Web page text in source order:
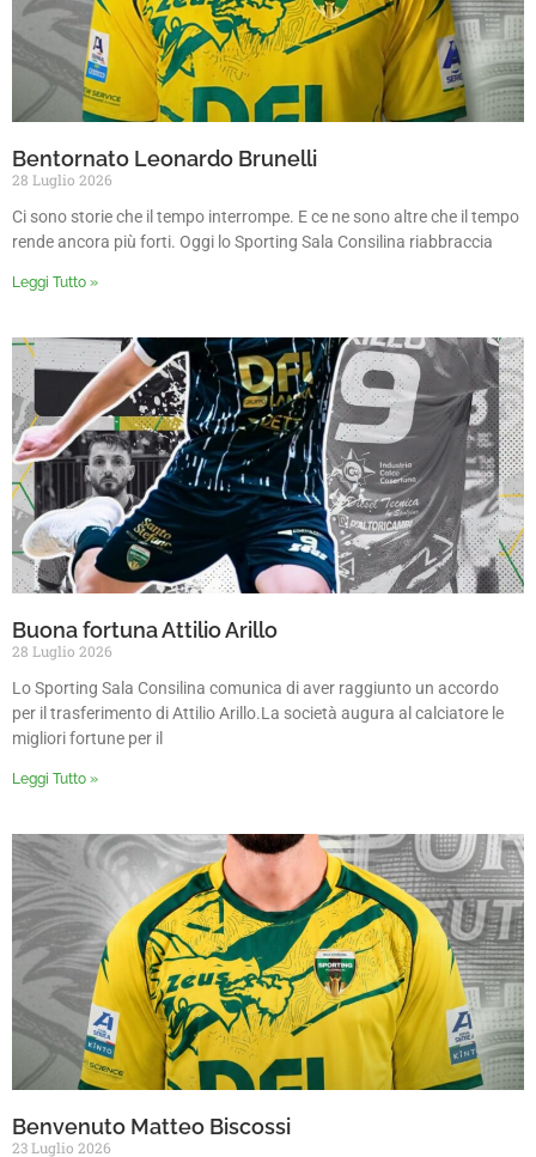
Bentornato Leonardo Brunelli
28 Luglio 2026
Ci sono storie che il tempo interrompe. E ce ne sono altre che il tempo
rende ancora più forti. Oggi lo Sporting Sala Consilina riabbraccia
Leggi Tutto »
Buona fortuna Attilio Arillo
28 Luglio 2026
Lo Sporting Sala Consilina comunica di aver raggiunto un accordo
per il trasferimento di Attilio Arillo.La società augura al calciatore le
migliori fortune per il
Leggi Tutto »
Benvenuto Matteo Biscossi
23 Luglio 2026